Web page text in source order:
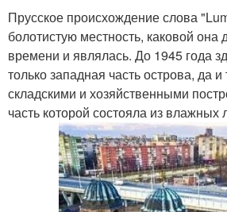
Прусское происхождение слова
болотистую местность, каковой она
времени и являлась. До 1945 года
только западная часть острова, да
складскими и хозяйственными
часть которой состояла из влажных